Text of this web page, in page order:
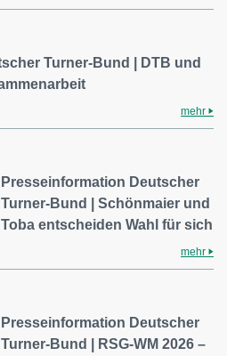
Turner-Bund | DTB und
mehr
Presseinformation Deutscher
Turner-Bund | Schönmaier und
Toba entscheiden Wahl für sich
mehr
Presseinformation Deutscher
Turner-Bund | RSG-WM 2026 –